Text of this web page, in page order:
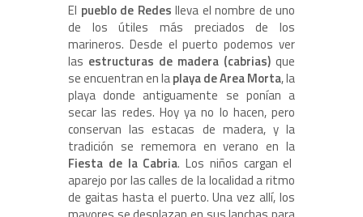
El pueblo de Redes lleva el nombre de uno
de los útiles más preciados de los
marineros. Desde el puerto podemos ver
las estructuras de madera (cabrias) que
se encuentran en laplaya de Area Morta, la
playa donde antiguamente se ponían a
secar las redes. Hoy ya no lo hacen, pero
conservan las estacas de madera, y la
tradición se rememora en verano en la
Fiesta de la Cabria. Los niños cargan el
aparejo por las calles de la localidad a ritmo
de gaitas hasta el puerto. Una vez allí, los